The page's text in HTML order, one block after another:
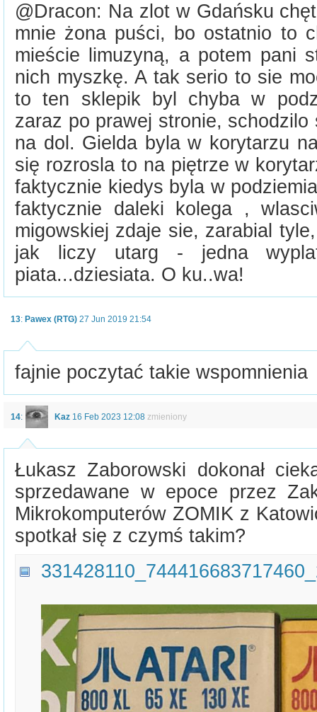
@Dracon: Na zlot w Gdańsku
mnie żona puści, bo ostatnio to
mieście limuzyną, a potem pani
nich myszkę. A tak serio to sie
to ten sklepik byl chyba w
zaraz po prawej stronie,
na dol. Gielda byla w korytarzu
się rozrosla to na piętrze w
faktycznie kiedys byla w
faktycznie daleki kolega ,
migowskiej zdaje sie, zarabial
jak liczy utarg - jedna
piata...dziesiata. O ku..wa!
13: Pawex (RTG) 27 Jun 2019 21:54
fajnie poczytać takie wspomnienia
14: Kaz 16 Feb 2023 12:08 zmieniony
Łukasz Zaborowski dokonał
sprzedawane w epoce przez
Mikrokomputerów ZOMIK z
spotkał się z czymś takim?